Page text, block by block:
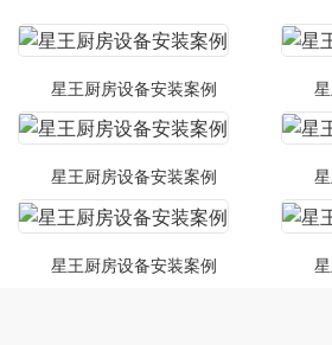
星王厨房设备安装案例
星王厨房设备安装案例
星王厨房设备安装案例